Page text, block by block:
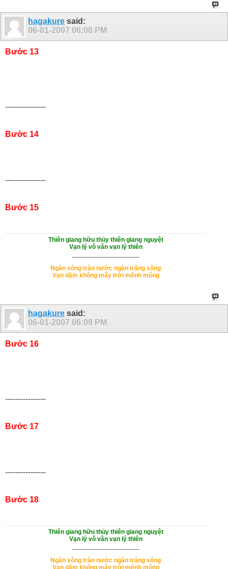
hagakure said:
06-01-2007 06:08 PM
Bước 13
----------------
Bước 14
----------------
Bước 15
Thiên giang hữu thủy thiên giang nguyệt
Vạn lý vô vân vạn lý thiên
Ngàn sông tràn nước ngàn trăng sông
Vạn dặm không mây trời mênh mông
hagakure said:
06-01-2007 06:09 PM
Bước 16
----------------
Bước 17
----------------
Bước 18
Thiên giang hữu thủy thiên giang nguyệt
Vạn lý vô vân vạn lý thiên
Ngàn sông tràn nước ngàn trăng sông
Vạn dặm không mây trời mênh mông